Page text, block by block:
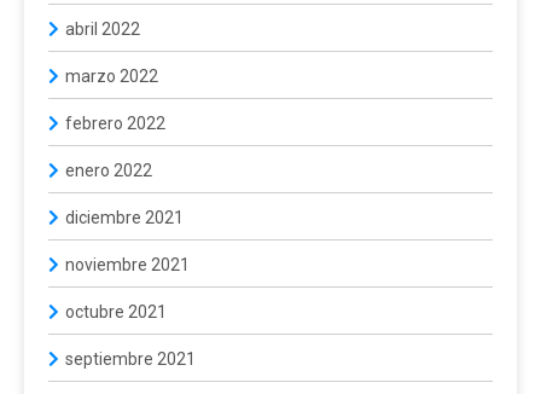
abril 2022
marzo 2022
febrero 2022
enero 2022
diciembre 2021
noviembre 2021
octubre 2021
septiembre 2021